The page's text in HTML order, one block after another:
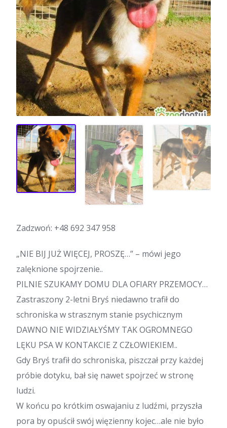
Zadzwoń: +48 692 347 958
„NIE BIJ JUŻ WIĘCEJ, PROSZĘ…” – mówi jego
zalęknione spojrzenie..
PILNIE SZUKAMY DOMU DLA OFIARY PRZEMOCY…
Zastraszony 2-letni Bryś niedawno trafił do
schroniska w strasznym stanie psychicznym
DAWNO NIE WIDZIAŁYŚMY TAK OGROMNEGO
LĘKU PSA W KONTAKCIE Z CZŁOWIEKIEM..
Gdy Bryś trafił do schroniska, piszczał przy każdej
próbie dotyku, bał się nawet spojrzeć w stronę
ludzi.
W końcu po krótkim oswajaniu z ludźmi, przyszła
pora by opuścił swój więzienny kojec…ale nie było